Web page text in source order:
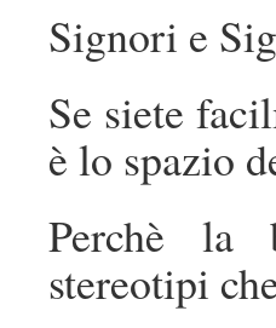
Signori e
Se siete
è lo spazio
Perchè la
stereotipi